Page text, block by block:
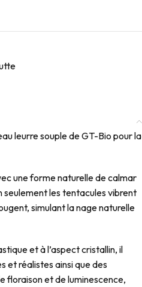
leurre souple de GT-Bio pour la
une forme naturelle de calmar
seulement les tentacules vibrent
simulant la nage naturelle
et à l’aspect cristallin, il
et réalistes ainsi que des
floraison et de luminescence,